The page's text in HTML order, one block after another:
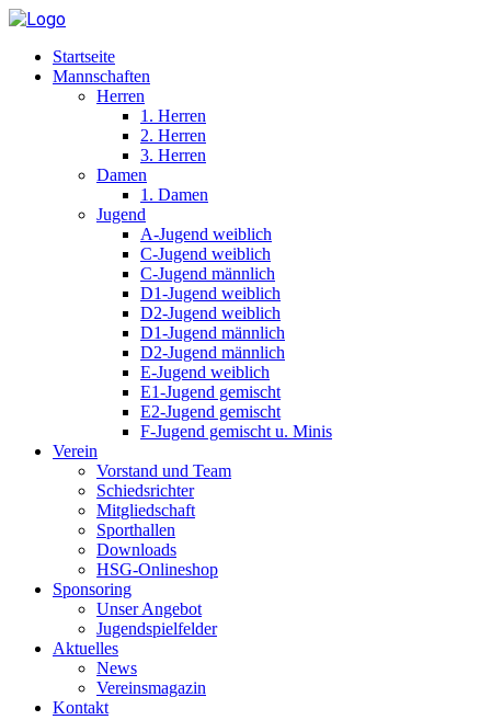
Startseite
Mannschaften
Herren
1. Herren
2. Herren
3. Herren
Damen
1. Damen
Jugend
A-Jugend weiblich
C-Jugend weiblich
C-Jugend männlich
D1-Jugend weiblich
D2-Jugend weiblich
D1-Jugend männlich
D2-Jugend männlich
E-Jugend weiblich
E1-Jugend gemischt
E2-Jugend gemischt
F-Jugend gemischt u. Minis
Verein
Vorstand und Team
Schiedsrichter
Mitgliedschaft
Sporthallen
Downloads
HSG-Onlineshop
Sponsoring
Unser Angebot
Jugendspielfelder
Aktuelles
News
Vereinsmagazin
Kontakt